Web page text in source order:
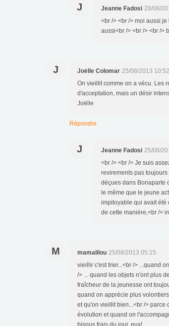
J Jeanne Fadosi 28/08/
<br /> <br /> moi aussi
aussi<br /> <br /> <br />
J Joëlle Colomar 25/08/2013 10:52
On vieillit comme on a vécu. Les
d'acceptation, mais un désir
Joëlle
Répondre
J Jeanne Fadosi 25/08/
<br /> <br /> Je suis
revirements pas
déçues dans Bonaparte
le même que le jeune
impitoyable qui avait été
de cette manière,<br />
M mamalilou 25/08/2013 05:15
vieillir c'est trier...<br /> ...quand
/> ... quand les objets n'ont plus
fraîcheur de la jeunesse ont
quand on apprécie plus
et qu'on vieillit bien...<br /> parce
évolution et quand on
bisous frais du jour, eux!